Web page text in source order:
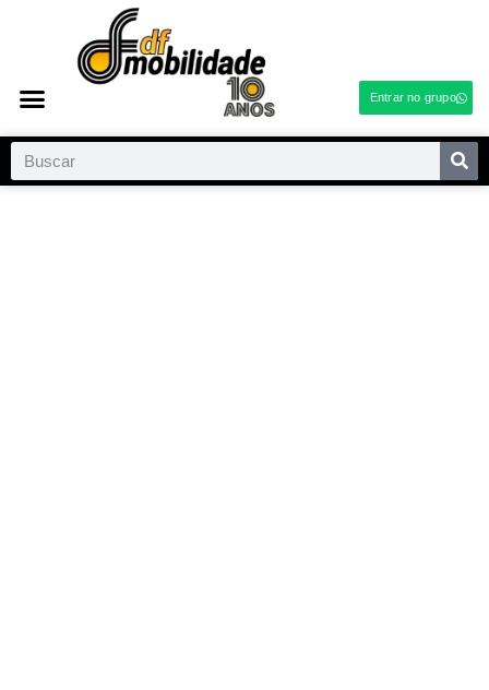
Entrar no grupo